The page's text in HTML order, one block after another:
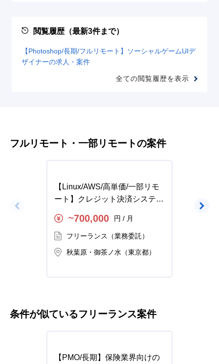
閲覧履歴（最新3件まで）
【Photoshop/長期/フルリモート】ソーシャルゲームUIデ
ザイナーの求人・案件
全ての閲覧履歴を表示
フルリモート・一部リモートの案件
【Linux/AWS/高単価/一部リモ
ート】クレジット決済システム
〜700,000 円 / 月
フリーランス（業務委託）
秋葉原・御茶ノ水（東京都）
人・
条件が似ているフリーランス案件
【PMO/長期】保険業界向けの